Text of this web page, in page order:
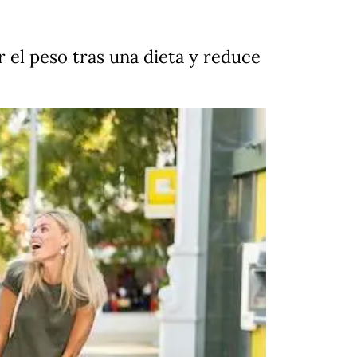
el peso tras una dieta y reduce